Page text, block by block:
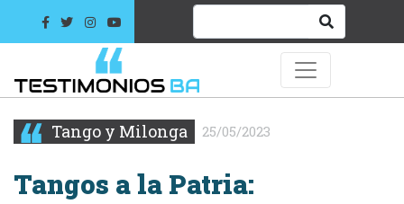
Tango y Milonga 25/05/2023
Tangos a la Patria: